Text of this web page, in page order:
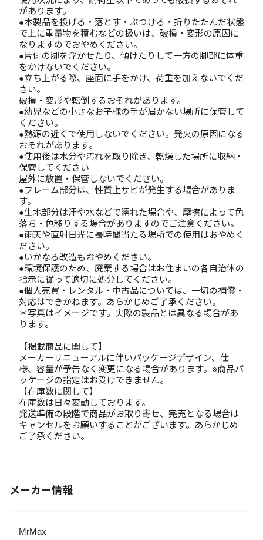
があります。
●本製品を投げる・落とす・ぶつける・折りたたんだ状態
で上に重量物を積むなどの扱いは、破損・変形の原因に
なりますのでおやめください。
●片側の脚を浮かせたり、傾けたりして一方の脚部に体重
をかけないでください。
●立ち上がる際、座面に手をかけ、荷重を加えないでくだ
さい。
破損・変形や転倒するおそれがあります。
●幼児などの小さなお子様の手が届かない場所に保管して
ください。
●熱源の近くで使用しないでください。発火の原因になる
おそれがあります。
●使用後は水分や汚れを取り除き、乾燥した場所に収納・
保管してください
屋外に放置・保管しないでください。
●フレーム部分は、性質上サビが発生する場合がありま
す。
●生地部分は汗や水などで濡れた場合や、摩擦によって色
落ち・色移りする場合がありますのでご注意ください。
●雨天や直射日光に長時間当たる場所での使用はおやめく
ださい。
●いかなる改造もおやめください。
●環境保護のため、廃棄する場合はお住まいの各自治体の
指示に従って適切に処分してください。
●個人売買・レンタル・中古品については、一切の補償・
対応はできかねます。あらかじめご了承ください。
＊写真はイメージです。実際の製品とは異なる場合があ
ります。
【掲載商品に関して】
メーカーリニューアルに伴いパッケージデザイン、仕
様、容量が予告なく変更になる場合があります。※商品パ
ッケージの指定はお受けできません。
【在庫数に関して】
在庫数は日々変動しております。
発送準備の段階で商品がお取り寄せ、完売となる場合は
キャンセルをお願いすることがございます。あらかじめ
ご了承ください。
メーカー情報
MrMax